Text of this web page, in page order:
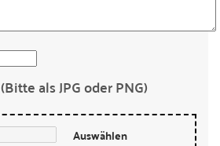
(Bitte als JPG oder PNG)
Auswählen